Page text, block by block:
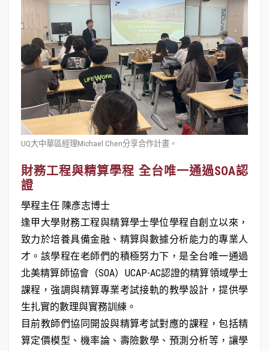
UQ大中華區經理Michael Chen分享合作計畫。
財務工程與精算學程 全台唯一通過SOA認
證
學程主任 陳彥志博士
逢甲大學財務工程與精算學士學位學程自創立以來，
致力於培養具備金融、精算與數據分析能力的專業人
才。該學程在老師們的積極努力下，是全台唯一通過
北美精算師協會（SOA）UCAP-AC認證的精算領域學士
課程，強調與精算專業考試接軌的教學設計，提供學
生扎實的數理與實務訓練。
目前教師們協同開設與精算考試對應的課程，包括精
算定價模型、機率論、壽險數學、預測分析等，讓學